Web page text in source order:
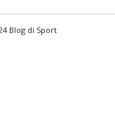
Blog di Sport